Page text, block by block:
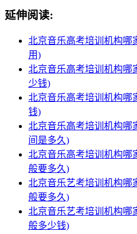
延伸阅读:
北京音乐高考培训机构哪
用)
北京音乐高考培训机构哪
少钱)
北京音乐高考培训机构哪
钱)
北京音乐高考培训机构哪
间是多久)
北京音乐高考培训机构哪
般要多久)
北京音乐艺考培训机构哪
般要多久)
北京音乐艺考培训机构哪
般多少钱)